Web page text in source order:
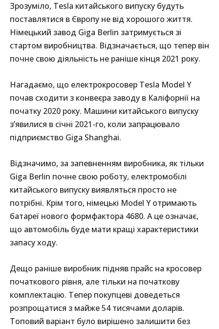
Зрозуміло, Tesla китайського випуску будуть
поставлятися в Європу не від хорошого життя.
Німецький завод Giga Berlin затримується зі
стартом виробництва. Відзначається, що тепер він
почне свою діяльність не раніше кінця 2021 року.
Нагадаємо, що електрокросовер Tesla Model Y
почав сходити з конвеєра заводу в Каліфорнії на
початку 2020 року. Машини китайського випуску
з’явилися в січні 2021-го, коли запрацювало
підприємство Giga Shanghai.
Відзначимо, за запевненням виробника, як тільки
Giga Berlin почне свою роботу, електромобілі
китайського випуску виявляться просто не
потрібні. Крім того, німецькі Model Y отримають
батареї нового формфактора 4680. А це означає,
що автомобіль буде мати кращі характеристики
запасу ходу.
Дещо раніше виробник підняв прайс на кросовер
початкового рівня, але тільки на початкову
комплектацію. Тепер покупцеві доведеться
розпрощатися з майже 54 тисячами доларів.
Топовий варіант було вирішено залишити без